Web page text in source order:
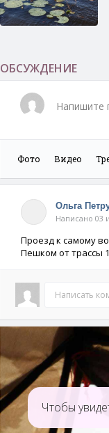
ОБСУЖДЕНИЕ
Напишите
Фото Видео
Ольга
Написано 03
Проезд к самому
Пешком от трассы
Написать
Чтобы